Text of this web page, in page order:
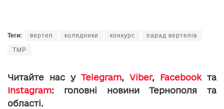
Теги: вертеп колядники конкурс парад вертепів
ТМР
Читайте нас у Telegram, Viber, Facebookта
Instagram: головні новини Тернополя та
області.